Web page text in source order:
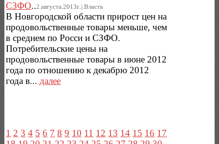
СЗФО..2.августа.2013г..|.Власть
В Новгородской области прирост цен на
продовольственные товары меньше, чем
в среднем по Росси и СЗФО.
Потребительские цены на
продовольственные товары в июне 2012
года по отношению к декабрю 2012
года в...далее
1 2 3 4 5 6 7 8 9 10 11 12 13 14 15 16 17